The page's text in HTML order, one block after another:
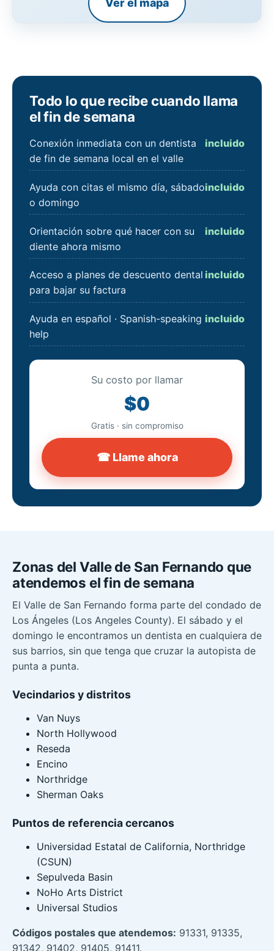
Ver el mapa
Todo lo que recibe cuando llama
el fin de semana
Conexión inmediata con un dentista
de fin de semana local en el valle
incluido
Ayuda con citas el mismo día, sábado
o domingo
incluido
Orientación sobre qué hacer con su
diente ahora mismo
incluido
Acceso a planes de descuento dental
para bajar su factura
incluido
Ayuda en español · Spanish-speaking
help
incluido
Su costo por llamar
$0
Gratis · sin compromiso
☎ Llame ahora
Zonas del Valle de San Fernando que
atendemos el fin de semana
El Valle de San Fernando forma parte del condado de
Los Ángeles (Los Angeles County). El sábado y el
domingo le encontramos un dentista en cualquiera de
sus barrios, sin que tenga que cruzar la autopista de
punta a punta.
Vecindarios y distritos
Van Nuys
North Hollywood
Reseda
Encino
Northridge
Sherman Oaks
Puntos de referencia cercanos
Universidad Estatal de California, Northridge
(CSUN)
Sepulveda Basin
NoHo Arts District
Universal Studios
Códigos postales que atendemos: 91331, 91335,
91342, 91402, 91405, 91411.